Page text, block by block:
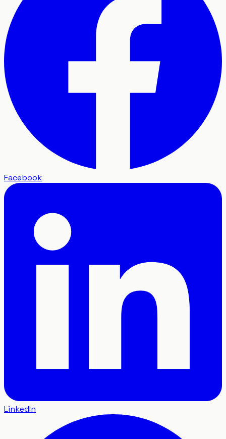
Facebook
LinkedIn